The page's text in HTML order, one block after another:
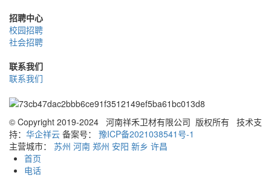
招聘中心
校园招聘
社会招聘
联系我们
联系我们
© Copyright 2019-2024 河南祥禾卫材有限公司 版权所有 技术支
持： 华企祥云 备案号： 豫ICP备2021038541号-1
主营城市： 苏州 河南 郑州 安阳 新乡 许昌
首页
电话